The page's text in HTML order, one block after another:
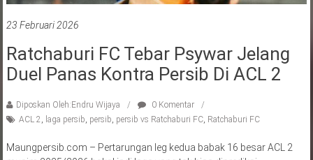
23 Februari 2026
Ratchaburi FC Tebar Psywar Jelang
Duel Panas Kontra Persib Di ACL 2
Diposkan Oleh:Endru Wijaya
0 Komentar
ACL 2
laga persib persib persib vs Ratchaburi FC, Ratchaburi FC
Maungpersib.com – Pertarungan leg kedua babak 16 besar ACL 2